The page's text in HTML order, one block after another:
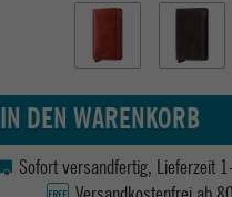
IN DEN WARENKORB
Sofort versandfertig, Lieferzeit